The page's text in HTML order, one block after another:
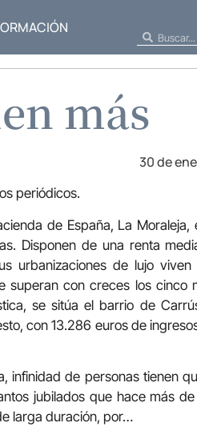
más
30 de
periódicos.
de España, La Moraleja,
Disponen de una renta
urbanizaciones de lujo viven
superan con creces los cinco
se sitúa el barrio de
con 13.286 euros de
infinidad de personas tienen
jubilados que hace más
larga duración, por…